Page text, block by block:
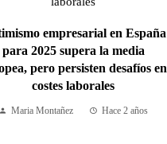
empresarial en España
para 2025 supera la media
pero persisten desafíos en
costes laborales
Maria Montañez Hace 2 años